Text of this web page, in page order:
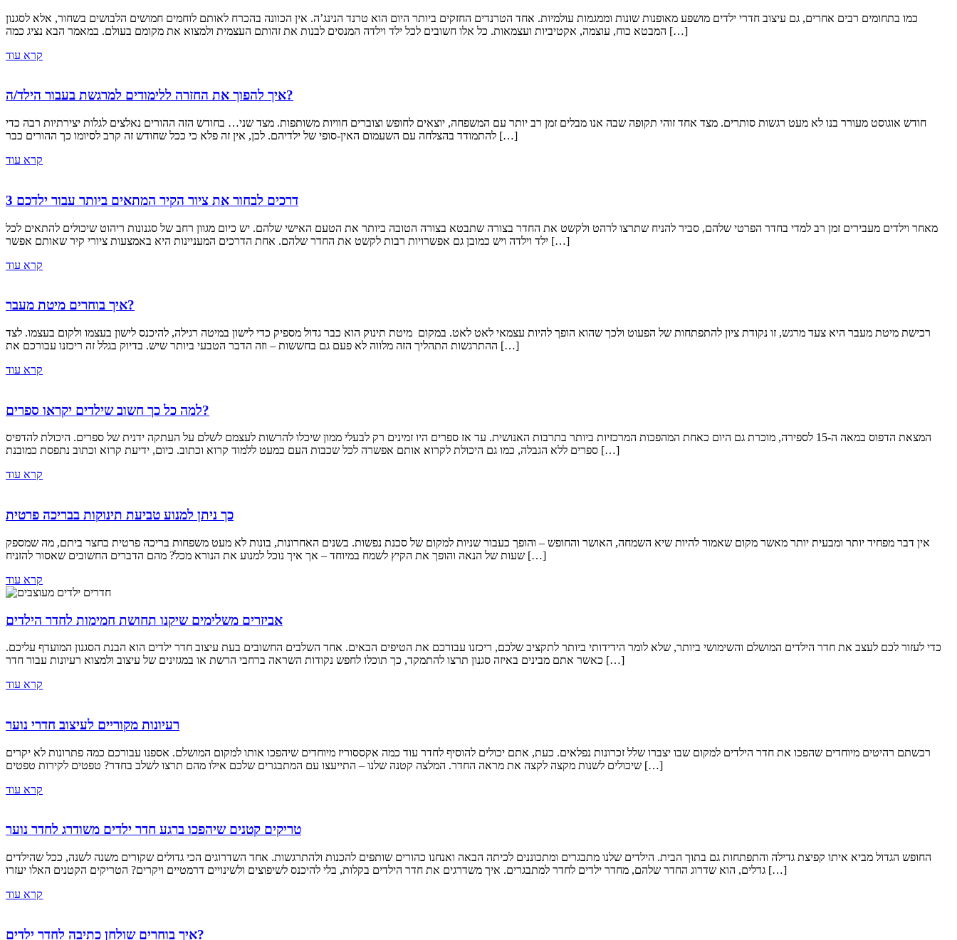
כמו בתחומים רבים אחרים, גם עיצוב חדרי ילדים מושפע מאופנות שונות וממגמות עולמיות. אחד הטרנדים החזקים ביותר היום הוא טרנד הנינג’ה. אין הכוונה בהכרח לאותם לוחמים חמושים הלבושים בשחור, אלא לסגנון
המבטא כוח, עוצמה, אקטיביות ועצמאות. כל אלו חשובים לכל ילד וילדה המנסים לבנות את זהותם העצמית ולמצוא את מקומם בעולם. במאמר הבא נציג כמה […]
קרא עוד
איך להפוך את החזרה ללימודים למרגשת בעבור הילד/ה?
חודש אוגוסט מעורר בנו לא מעט רגשות סותרים. מצד אחד זוהי תקופה שבה אנו מבלים זמן רב יותר עם המשפחה, יוצאים לחופש וצוברים חוויות משותפות. מצד שני… בחודש הזה ההורים נאלצים לגלות יצירתיות רבה כדי
להתמודד בהצלחה עם השעמום האין-סופי של ילדיהם. לכן, אין זה פלא כי ככל שחודש זה קרב לסיומו כך ההורים כבר […]
קרא עוד
3 דרכים לבחור את ציור הקיר המתאים ביותר עבור ילדכם
מאחר וילדים מעבירים זמן רב למדי בחדר הפרטי שלהם, סביר להניח שתרצו לרהט ולקשט את החדר בצורה שתבטא בצורה הטובה ביותר את הטעם האישי שלהם. יש כיום מגוון רחב של סגנונות ריהוט שיכולים להתאים לכל
ילד וילדה ויש כמובן גם אפשרויות רבות לקשט את החדר שלהם. אחת הדרכים המעניינות היא באמצעות ציורי קיר שאותם אפשר […]
קרא עוד
איך בוחרים מיטת מעבר?
רכישת מיטת מעבר היא צעד מרגש, זו נקודת ציון להתפתחות של הפעוט ולכך שהוא הופך להיות עצמאי לאט לאט. במקום מיטת תינוק הוא כבר גדול מספיק כדי לישון במיטה רגילה, להיכנס לישון בעצמו ולקום בעצמו. לצד
ההתרגשות התהליך הזה מלווה לא פעם גם בחששות – וזה הדבר הטבעי ביותר שיש. בדיוק בגלל זה ריכזנו עבורכם את […]
קרא עוד
למה כל כך חשוב שילדים יקראו ספרים?
המצאת הדפוס במאה ה-15 לספירה, מוכרת גם היום כאחת המהפכות המרכזיות ביותר בתרבות האנושית. עד אז ספרים היו זמינים רק לבעלי ממון שיכלו להרשות לעצמם לשלם על העתקה ידנית של ספרים. היכולת להדפיס
ספרים ללא הגבלה, כמו גם היכולת לקרוא אותם אפשרה לכל שכבות העם כמעט ללמוד קרוא וכתוב. כיום, ידיעת קרוא וכתוב נתפסת כמובנת […]
קרא עוד
כך ניתן למנוע טביעת תינוקות בבריכה פרטית
אין דבר מפחיד יותר ומבעית יותר מאשר מקום שאמור להיות שיא השמחה, האושר והחופש – והופך כעבור שניות למקום של סכנת נפשות. בשנים האחרונות, בונות לא מעט משפחות בריכה פרטית בחצר ביתם, מה שמספק
שעות של הנאה והופך את הקיץ לשמח במיוחד – אך איך נוכל למנוע את הנורא מכל? מהם הדברים החשובים שאסור להזניח […]
קרא עוד
אביזרים משלימים שיקנו תחושת חמימות לחדר הילדים
כדי לעזור לכם לעצב את חדר הילדים המושלם והשימושי ביותר, שלא לומר הידידותי ביותר לתקציב שלכם, ריכזנו עבורכם את הטיפים הבאים. אחד השלבים החשובים בעת עיצוב חדר ילדים הוא הבנת הסגנון המועדף עליכם.
כאשר אתם מבינים באיזה סגנון תרצו להתמקד, כך תוכלו לחפש נקודות השראה ברחבי הרשת או במגזינים של עיצוב ולמצוא רעיונות עבור חדר […]
קרא עוד
רעיונות מקוריים לעיצוב חדרי נוער
רכשתם רהיטים מיוחדים שהפכו את חדר הילדים למקום שבו יצברו שלל זכרונות נפלאים. כעת, אתם יכולים להוסיף לחדר עוד כמה אקססוריז מיוחדים שיהפכו אותו למקום המושלם. אספנו עבורכם כמה פתרונות לא יקרים
שיכולים לשנות מקצה לקצה את מראה החדר. המלצה קטנה שלנו – התייעצו עם המתבגרים שלכם אילו מהם תרצו לשלב בחדר? טפטים לקירות טפטים […]
קרא עוד
טריקים קטנים שיהפכו ברגע חדר ילדים משודרג לחדר נוער
החופש הגדול מביא איתו קפיצת גדילה והתפתחות גם בתוך הבית. הילדים שלנו מתבגרים ומתכוננים לכיתה הבאה ואנחנו כהורים שותפים להכנות ולהתרגשות. אחד השדרוגים הכי גדולים שקורים משנה לשנה, ככל שהילדים
גדלים, הוא שדרוג החדר שלהם, מחדר ילדים לחדר למתבגרים. איך משדרגים את חדר הילדים בקלות, בלי להיכנס לשיפוצים ולשינויים דרמטיים ויקרים? הטריקים הקטנים האלו יעזרו […]
קרא עוד
איך בוחרים שולחן כתיבה לחדר ילדים?